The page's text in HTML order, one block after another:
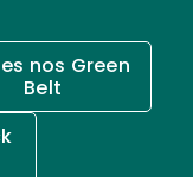
nos Green
Belt